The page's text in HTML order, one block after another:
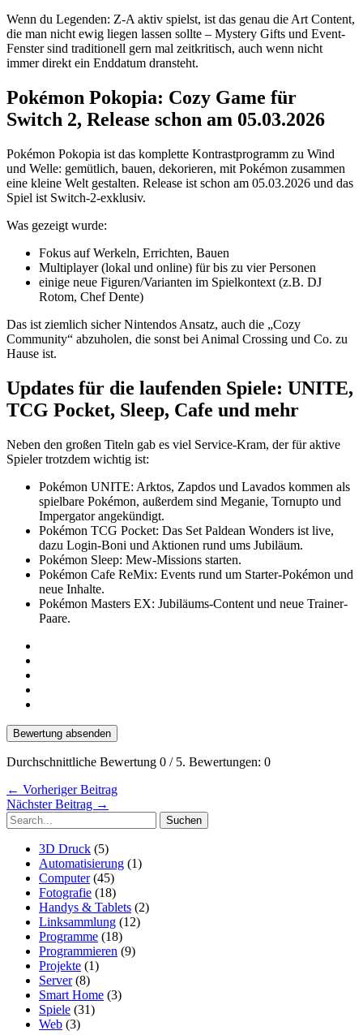
Wenn du Legenden: Z-A aktiv spielst, ist das genau die Art Content,
die man nicht ewig liegen lassen sollte – Mystery Gifts und Event-
Fenster sind traditionell gern mal zeitkritisch, auch wenn nicht
immer direkt ein Enddatum dransteht.
Pokémon Pokopia: Cozy Game für
Switch 2, Release schon am 05.03.2026
Pokémon Pokopia ist das komplette Kontrastprogramm zu Wind
und Welle: gemütlich, bauen, dekorieren, mit Pokémon zusammen
eine kleine Welt gestalten. Release ist schon am 05.03.2026 und das
Spiel ist Switch-2-exklusiv.
Was gezeigt wurde:
Fokus auf Werkeln, Errichten, Bauen
Multiplayer (lokal und online) für bis zu vier Personen
einige neue Figuren/Varianten im Spielkontext (z.B. DJ
Rotom, Chef Dente)
Das ist ziemlich sicher Nintendos Ansatz, auch die „Cozy
Community“ abzuholen, die sonst bei Animal Crossing und Co. zu
Hause ist.
Updates für die laufenden Spiele: UNITE,
TCG Pocket, Sleep, Cafe und mehr
Neben den großen Titeln gab es viel Service-Kram, der für aktive
Spieler trotzdem wichtig ist:
Pokémon UNITE: Arktos, Zapdos und Lavados kommen als
spielbare Pokémon, außerdem sind Meganie, Tornupto und
Impergator angekündigt.
Pokémon TCG Pocket: Das Set Paldean Wonders ist live,
dazu Login-Boni und Aktionen rund ums Jubiläum.
Pokémon Sleep: Mew-Missions starten.
Pokémon Cafe ReMix: Events rund um Starter-Pokémon und
neue Inhalte.
Pokémon Masters EX: Jubiläums-Content und neue Trainer-
Paare.
Bewertung absenden
Durchschnittliche Bewertung 0 / 5. Bewertungen: 0
← Vorheriger Beitrag
Nächster Beitrag →
Suchen
nach:
3D Druck (5)
Automatisierung (1)
Computer(45)
Fotografie (18)
Handys & Tablets (2)
Linksammlung (12)
Programme (18)
Programmieren (9)
Projekte (1)
Server(8)
Smart Home (3)
Spiele (31)
Web (3)